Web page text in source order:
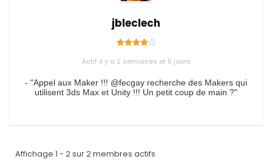
jbleclech
Actif il y a 2 semaines et 5 jours
- "Appel aux Maker !!! @fecgay recherche des Makers qui
utilisent 3ds Max et Unity !!! Un petit coup de main ?"
Affichage 1 - 2 sur 2 membres actifs